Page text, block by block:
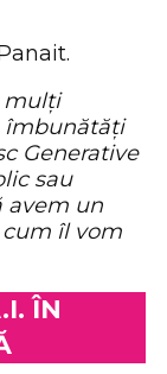
mulți
îmbunătăți
Generative
sau
avem un
îl vom
ÎN